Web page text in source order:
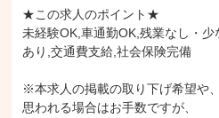
★この求人のポイント★
未経験OK,車通勤OK,残業なし・
あり,交通費支給,社会保険完備
※本求人の掲載の取り下げ希望や
思われる場合はお手数ですが、